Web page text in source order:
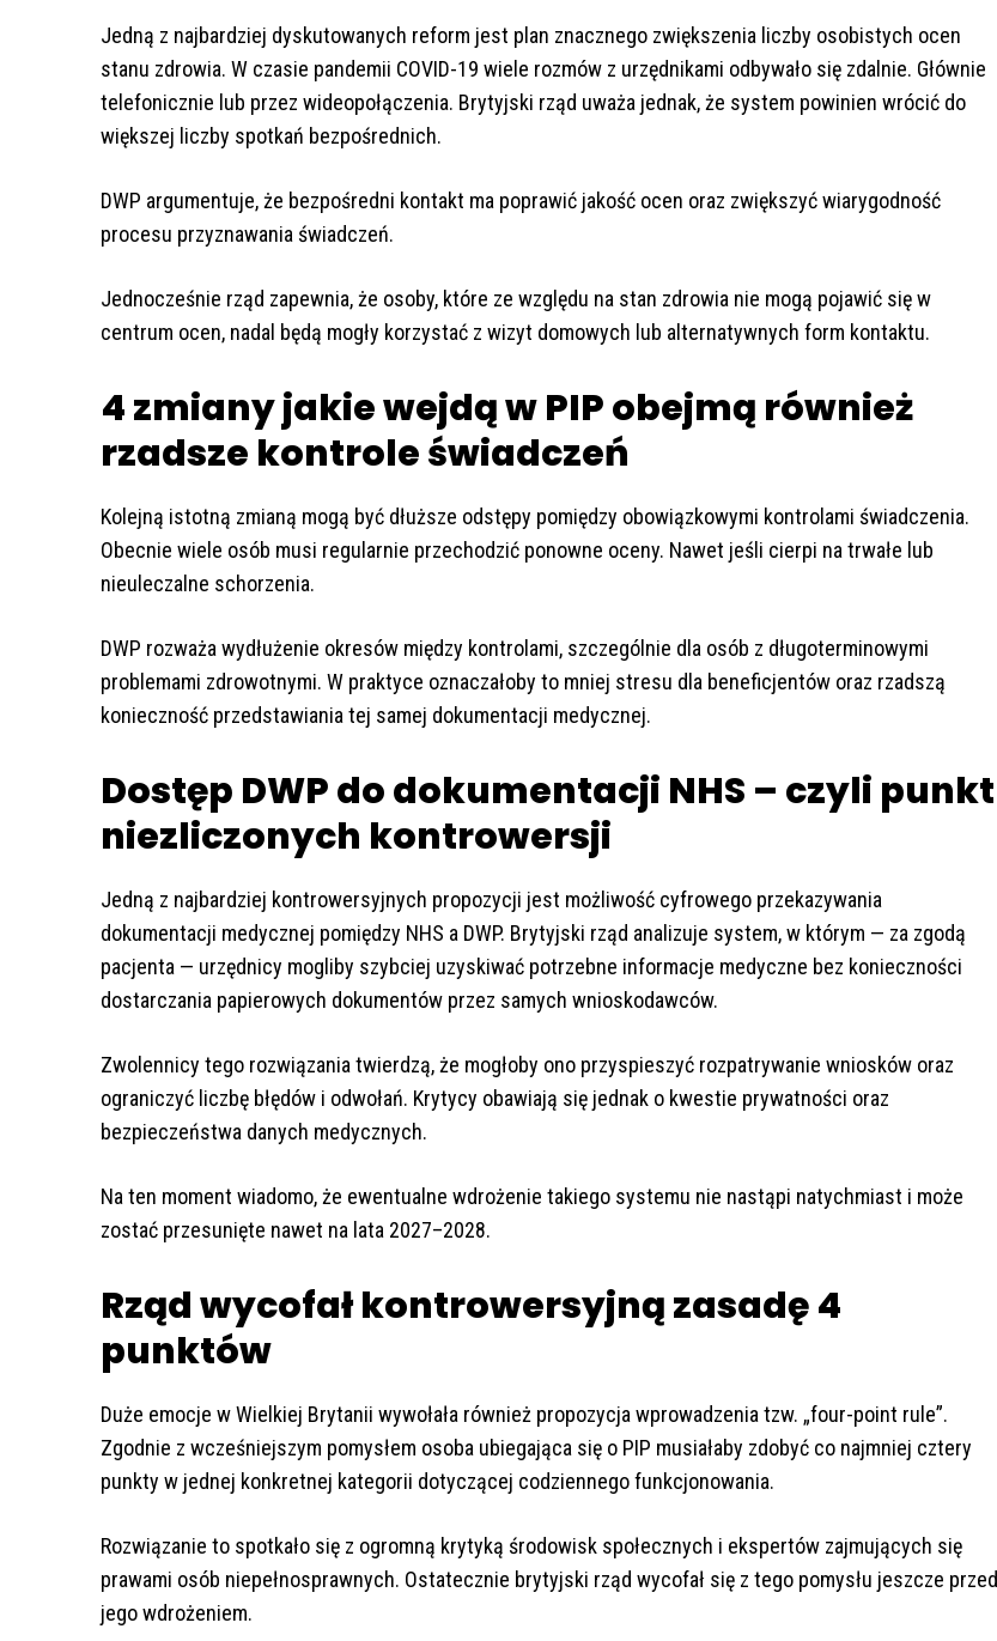
Jedną z najbardziej dyskutowanych reform jest plan znacznego zwiększenia liczby osobistych ocen
stanu zdrowia. W czasie pandemii COVID-19 wiele rozmów z urzędnikami odbywało się zdalnie. Głównie
telefonicznie lub przez wideopołączenia. Brytyjski rząd uważa jednak, że system powinien wrócić do
większej liczby spotkań bezpośrednich.
DWP argumentuje, że bezpośredni kontakt ma poprawić jakość ocen oraz zwiększyć wiarygodność
procesu przyznawania świadczeń.
Jednocześnie rząd zapewnia, że osoby, które ze względu na stan zdrowia nie mogą pojawić się w
centrum ocen, nadal będą mogły korzystać z wizyt domowych lub alternatywnych form kontaktu.
4 zmiany jakie wejdą w PIP obejmą również
rzadsze kontrole świadczeń
Kolejną istotną zmianą mogą być dłuższe odstępy pomiędzy obowiązkowymi kontrolami świadczenia.
Obecnie wiele osób musi regularnie przechodzić ponowne oceny. Nawet jeśli cierpi na trwałe lub
nieuleczalne schorzenia.
DWP rozważa wydłużenie okresów między kontrolami, szczególnie dla osób z długoterminowymi
problemami zdrowotnymi. W praktyce oznaczałoby to mniej stresu dla beneficjentów oraz rzadszą
konieczność przedstawiania tej samej dokumentacji medycznej.
Dostęp DWP do dokumentacji NHS – czyli punkt
niezliczonych kontrowersji
Jedną z najbardziej kontrowersyjnych propozycji jest możliwość cyfrowego przekazywania
dokumentacji medycznej pomiędzy NHS a DWP. Brytyjski rząd analizuje system, w którym — za zgodą
pacjenta — urzędnicy mogliby szybciej uzyskiwać potrzebne informacje medyczne bez konieczności
dostarczania papierowych dokumentów przez samych wnioskodawców.
Zwolennicy tego rozwiązania twierdzą, że mogłoby ono przyspieszyć rozpatrywanie wniosków oraz
ograniczyć liczbę błędów i odwołań. Krytycy obawiają się jednak o kwestie prywatności oraz
bezpieczeństwa danych medycznych.
Na ten moment wiadomo, że ewentualne wdrożenie takiego systemu nie nastąpi natychmiast i może
zostać przesunięte nawet na lata 2027–2028.
Rząd wycofał kontrowersyjną zasadę 4
punktów
Duże emocje w Wielkiej Brytanii wywołała również propozycja wprowadzenia tzw. „four-point rule”.
Zgodnie z wcześniejszym pomysłem osoba ubiegająca się o PIP musiałaby zdobyć co najmniej cztery
punkty w jednej konkretnej kategorii dotyczącej codziennego funkcjonowania.
Rozwiązanie to spotkało się z ogromną krytyką środowisk społecznych i ekspertów zajmujących się
prawami osób niepełnosprawnych. Ostatecznie brytyjski rząd wycofał się z tego pomysłu jeszcze przed
jego wdrożeniem.